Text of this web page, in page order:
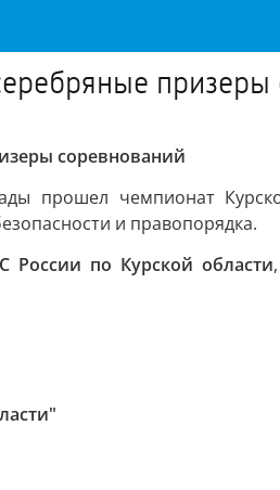
призеры
соревнований
прошел чемпионат
и правопорядка.
России по Курской области